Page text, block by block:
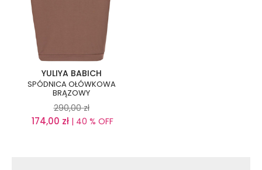
YULIYA BABICH
SPÓDNICA OŁÓWKOWA
BRĄZOWY
290,00 zł
174,00 zł| 40 % OFF